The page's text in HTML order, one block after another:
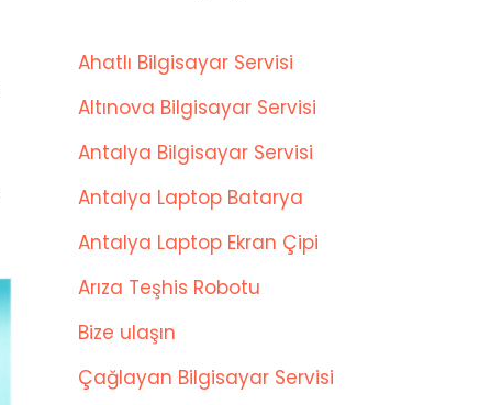
Ahatlı Bilgisayar Servisi
Altınova Bilgisayar Servisi
Antalya Bilgisayar Servisi
Antalya Laptop Batarya
Antalya Laptop Ekran Çipi
Arıza Teşhis Robotu
Bize ulaşın
Çağlayan Bilgisayar Servisi